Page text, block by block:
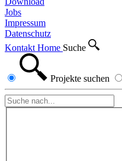
Jobs
Impressum
Datenschutz
Kontakt Home Suche
Projekte suchen